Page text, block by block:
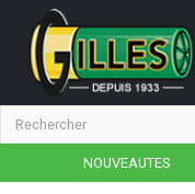
NOUVEAUTES